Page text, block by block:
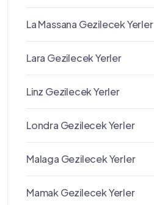
La Massana Gezilecek Yerler
Lara Gezilecek Yerler
Linz Gezilecek Yerler
Londra Gezilecek Yerler
Malaga Gezilecek Yerler
Mamak Gezilecek Yerler